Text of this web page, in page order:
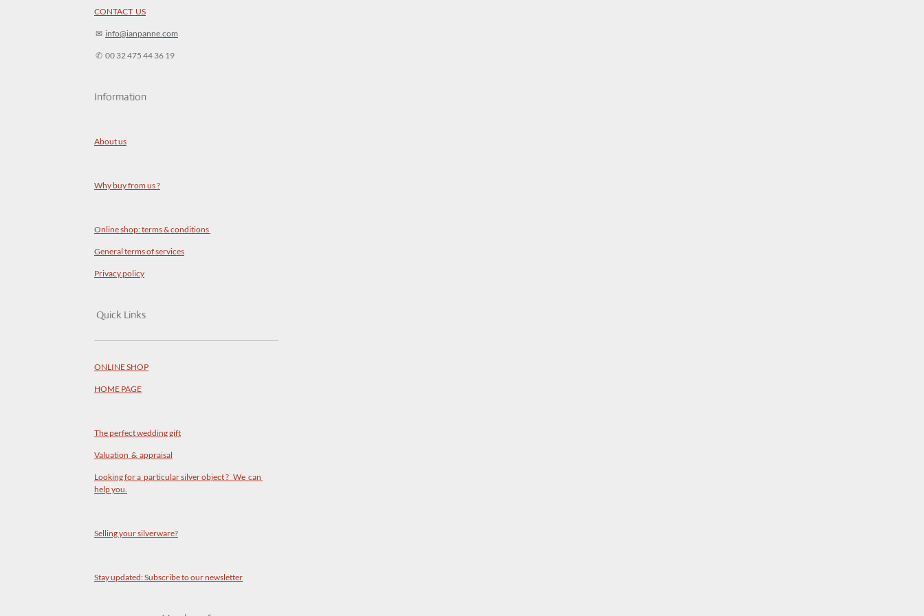
CONTACT US
✉︎ info@ianpanne. com
✆ 00 32 475 44 36 19
Information
About us
Why buy from us ?
Online shop: terms & conditions
General terms of services
Privacy policy
Quick Links
ONLINE SHOP
HOME PAGE
The perfect wedding gift
Valuation & appraisal
Looking for a particular silver object ? We can
help you.
Selling your silverware?
Stay updated: Subscribe to our newsletter